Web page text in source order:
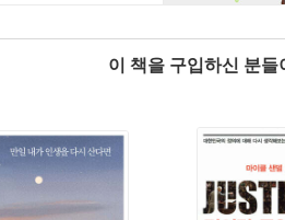
이 책을 구입하신 분